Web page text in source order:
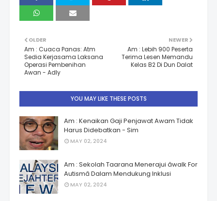
NEWER
Am : Lebih 900 Peserta
Terima Lesen Memandu
Kelas B2 Di Dun Dalat
OLDER
Am : Cuaca Panas: Atm
Sedia Kerjasama Laksana
Operasi Pembenihan
Awan - Adly
YOU MAY LIKE THESE POSTS
Am : Kenaikan Gaji Penjawat Awam Tidak
Harus Didebatkan - Sim
MAY 02, 2024
Am : Sekolah Taarana Menerajui âwalk For
Autismâ Dalam Mendukung Inklusi
MAY 02, 2024